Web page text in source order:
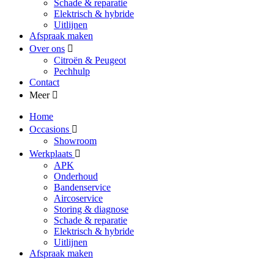
Schade & reparatie
Elektrisch & hybride
Uitlijnen
Afspraak maken
Over ons
Citroën & Peugeot
Pechhulp
Contact
Meer
Home
Occasions
Showroom
Werkplaats
APK
Onderhoud
Bandenservice
Aircoservice
Storing & diagnose
Schade & reparatie
Elektrisch & hybride
Uitlijnen
Afspraak maken